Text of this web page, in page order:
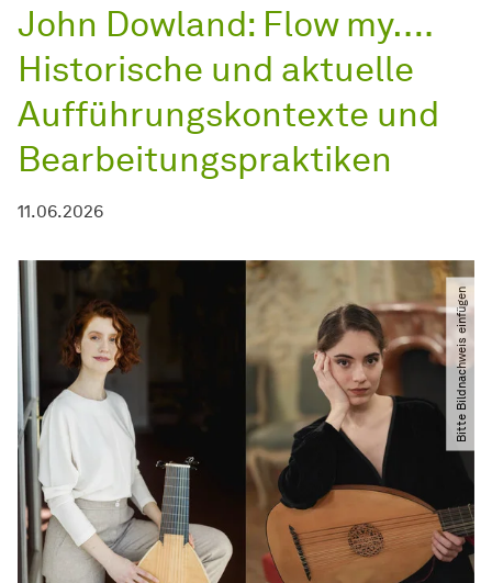
John Dowland: Flow my….
Historische und aktuelle
Aufführungskontexte und
Bearbeitungspraktiken
11.06.2026
Bitte Bildnachweis einfügen